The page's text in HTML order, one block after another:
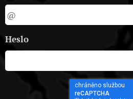
Heslo